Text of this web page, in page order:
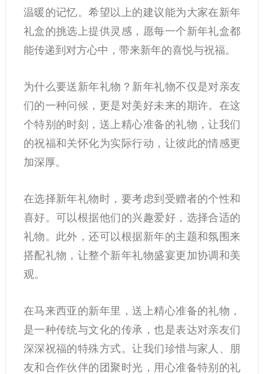
温暖的记忆。希望以上的建议能为大家在新年
礼盒的挑选上提供灵感，愿每一个新年礼盒都
能传递到对方心中，带来新年的喜悦与祝福。
为什么要送新年礼物？新年礼物不仅是对亲友
们的一种问候，更是对美好未来的期许。在这
个特别的时刻，送上精心准备的礼物，让我们
的祝福和关怀化为实际行动，让彼此的情感更
加深厚。
在选择新年礼物时，要考虑到受赠者的个性和
喜好。可以根据他们的兴趣爱好，选择合适的
礼物。此外，还可以根据新年的主题和氛围来
搭配礼物，让整个新年礼物盛宴更加协调和美
观。
在马来西亚的新年里，送上精心准备的礼物，
是一种传统与文化的传承，也是表达对亲友们
深深祝福的特殊方式。让我们珍惜与家人、朋
友和合作伙伴的团聚时光，用心准备特别的礼